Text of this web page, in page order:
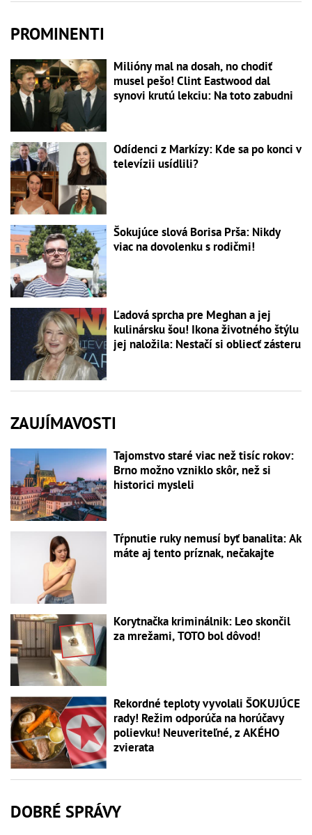
PROMINENTI
Milióny mal na dosah, no chodiť
musel pešo! Clint Eastwood dal
synovi krutú lekciu: Na toto zabudni
Odídenci z Markízy: Kde sa po konci v
televízii usídlili?
Šokujúce slová Borisa Prša: Nikdy
viac na dovolenku s rodičmi!
Ľadová sprcha pre Meghan a jej
kulinársku šou! Ikona životného štýlu
jej naložila: Nestačí si obliecť zásteru
ZAUJÍMAVOSTI
Tajomstvo staré viac než tisíc rokov:
Brno možno vzniklo skôr, než si
historici mysleli
Tŕpnutie ruky nemusí byť banalita: Ak
máte aj tento príznak, nečakajte
Korytnačka kriminálnik: Leo skončil
za mrežami, TOTO bol dôvod!
Rekordné teploty vyvolali ŠOKUJÚCE
rady! Režim odporúča na horúčavy
polievku! Neuveriteľné, z AKÉHO
zvierata
DOBRÉ SPRÁVY